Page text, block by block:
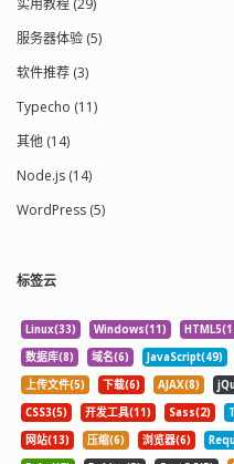
服务器体验 (5)
软件推荐 (3)
Typecho (11)
其他 (14)
Node.js (14)
WordPress (5)
标签云
Linux(33) Windows(11)
数据库(8)
域名(6) JavaScript(49)
上传文件(5)
下载(6) AJAX(8)
CSS3(5)
开发工具(11) Sass(2)
网站(13)
压缩(6) 浏览器(6)